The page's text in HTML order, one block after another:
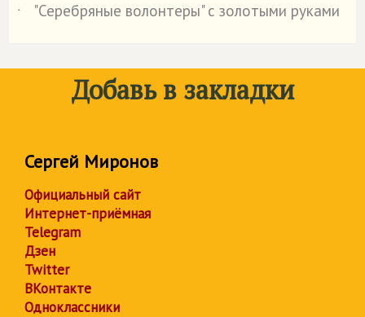
˙
"Серебряные волонтеры" с золотыми руками
Добавь в закладки
Сергей Миронов
Официальный сайт
Интернет-приёмная
Telegram
Дзен
Twitter
ВКонтакте
Одноклассники